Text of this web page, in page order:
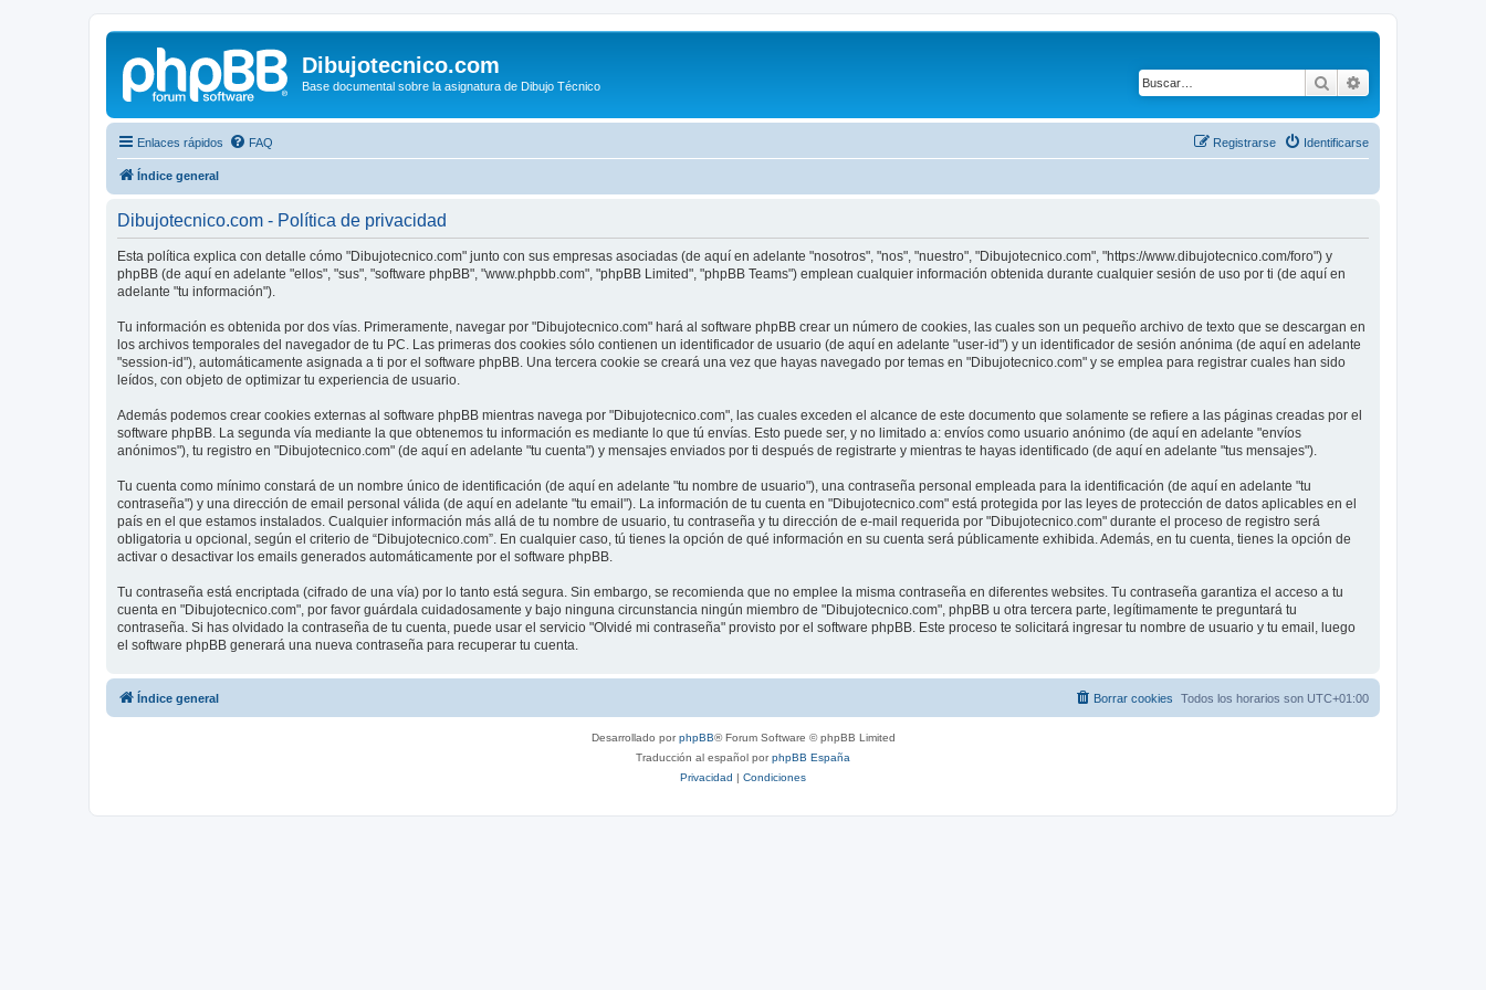
Dibujotecnico.com
Base documental sobre la asignatura de Dibujo Técnico Buscar
Enlaces rápidos FAQ Identificarse
Registrarse
Índice general
Dibujotecnico.com - Política de privacidad
Esta política explica con detalle cómo "Dibujotecnico.com" junto con sus empresas asociadas (de aquí en adelante "nosotros", "nos", "nuestro", "Dibujotecnico.com", "https://www.dibujotecnico.com/foro") y
phpBB (de aquí en adelante "ellos", "sus", "software phpBB", "www.phpbb.com", "phpBB Limited", "phpBB Teams") emplean cualquier información obtenida durante cualquier sesión de uso por ti (de aquí en
adelante "tu información").
Tu información es obtenida por dos vías. Primeramente, navegar por "Dibujotecnico.com" hará al software phpBB crear un número de cookies, las cuales son un pequeño archivo de texto que se descargan en
los archivos temporales del navegador de tu PC. Las primeras dos cookies sólo contienen un identificador de usuario (de aquí en adelante "user-id") y un identificador de sesión anónima (de aquí en adelante
"session-id"), automáticamente asignada a ti por el software phpBB. Una tercera cookie se creará una vez que hayas navegado por temas en "Dibujotecnico.com" y se emplea para registrar cuales han sido
leídos, con objeto de optimizar tu experiencia de usuario.
Además podemos crear cookies externas al software phpBB mientras navega por "Dibujotecnico.com", las cuales exceden el alcance de este documento que solamente se refiere a las páginas creadas por el
software phpBB. La segunda vía mediante la que obtenemos tu información es mediante lo que tú envías. Esto puede ser, y no limitado a: envíos como usuario anónimo (de aquí en adelante "envíos
anónimos"), tu registro en "Dibujotecnico.com" (de aquí en adelante "tu cuenta") y mensajes enviados por ti después de registrarte y mientras te hayas identificado (de aquí en adelante "tus mensajes").
Tu cuenta como mínimo constará de un nombre único de identificación (de aquí en adelante "tu nombre de usuario"), una contraseña personal empleada para la identificación (de aquí en adelante "tu
contraseña") y una dirección de email personal válida (de aquí en adelante "tu email"). La información de tu cuenta en "Dibujotecnico.com" está protegida por las leyes de protección de datos aplicables en el
país en el que estamos instalados. Cualquier información más allá de tu nombre de usuario, tu contraseña y tu dirección de e-mail requerida por "Dibujotecnico.com" durante el proceso de registro será
obligatoria u opcional, según el criterio de “Dibujotecnico.com”. En cualquier caso, tú tienes la opción de qué información en su cuenta será públicamente exhibida. Además, en tu cuenta, tienes la opción de
activar o desactivar los emails generados automáticamente por el software phpBB.
Tu contraseña está encriptada (cifrado de una vía) por lo tanto está segura. Sin embargo, se recomienda que no emplee la misma contraseña en diferentes websites. Tu contraseña garantiza el acceso a tu
cuenta en "Dibujotecnico.com", por favor guárdala cuidadosamente y bajo ninguna circunstancia ningún miembro de "Dibujotecnico.com", phpBB u otra tercera parte, legítimamente te preguntará tu
contraseña. Si has olvidado la contraseña de tu cuenta, puede usar el servicio "Olvidé mi contraseña" provisto por el software phpBB. Este proceso te solicitará ingresar tu nombre de usuario y tu email, luego
el software phpBB generará una nueva contraseña para recuperar tu cuenta.
Índice general Todos los horarios son UTC+01:00
Borrar cookies
Desarrollado porphpBB® Forum Software © phpBB Limited
Traducción al español porphpBB España
Privacidad | Condiciones